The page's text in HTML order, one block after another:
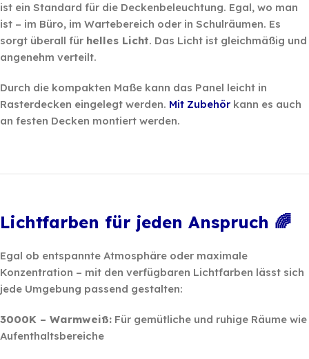
ist ein Standard für die Deckenbeleuchtung. Egal, wo man
ist – im Büro, im Wartebereich oder in Schulräumen. Es
sorgt überall für helles Licht. Das Licht ist gleichmäßig und
angenehm verteilt.
Durch die kompakten Maße kann das Panel leicht in
Rasterdecken eingelegt werden. Mit Zubehör kann es auch
an festen Decken montiert werden.
Lichtfarben für jeden Anspruch 🌈
Egal ob entspannte Atmosphäre oder maximale
Konzentration – mit den verfügbaren Lichtfarben lässt sich
jede Umgebung passend gestalten:
3000K – Warmweiß: Für gemütliche und ruhige Räume wie
Aufenthaltsbereiche